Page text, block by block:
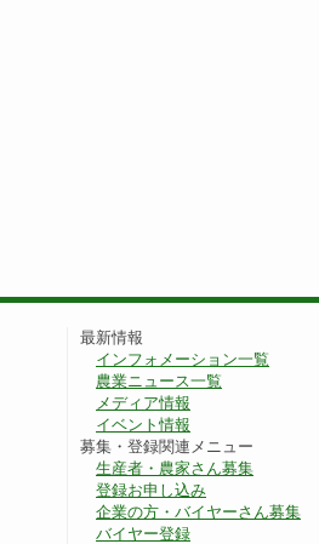
最新情報
インフォメーション一覧
農業ニュース一覧
メディア情報
イベント情報
募集・登録関連メニュー
生産者・農家さん募集
登録お申し込み
企業の方・バイヤーさん募集
バイヤー登録